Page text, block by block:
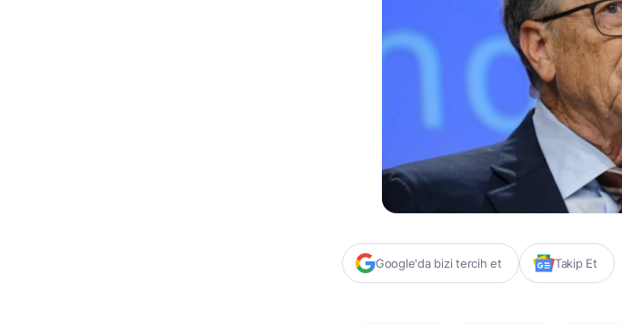
Google'da bizi tercih et Takip Et